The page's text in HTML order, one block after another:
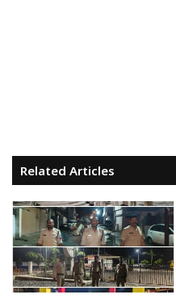
Related Articles